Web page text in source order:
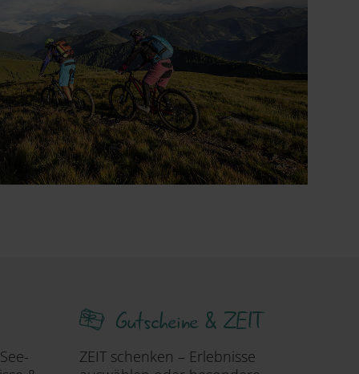
Gutscheine & ZEIT
ZEIT schenken – Erlebnisse